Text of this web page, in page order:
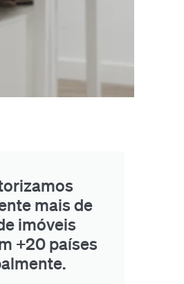
mais de
imóveis
+20 países